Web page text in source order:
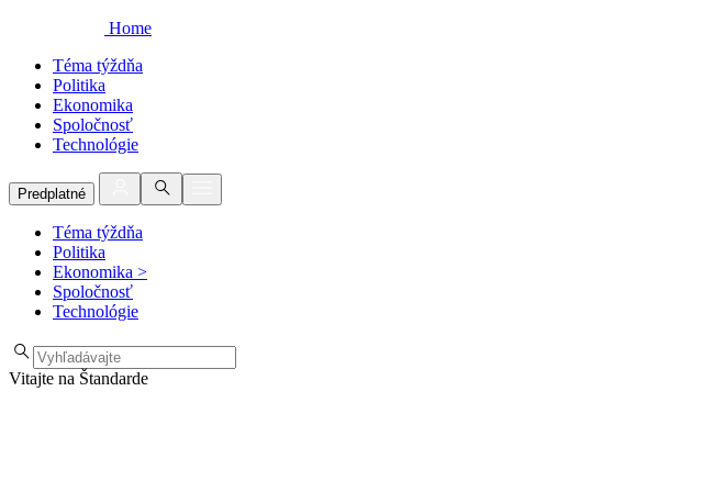
Home
Téma týždňa
Politika
Ekonomika
Spoločnosť
Technológie
Predplatné
Téma týždňa
Politika
Ekonomika >
Spoločnosť
Technológie
Vitajte na Štandarde